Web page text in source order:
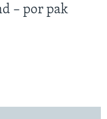
– por pak